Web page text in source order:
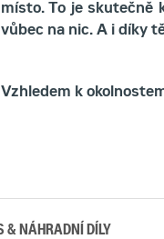
místo. To je skutečně
vůbec na nic. A i díky
Vzhledem k
& NÁHRADNÍ DÍLY